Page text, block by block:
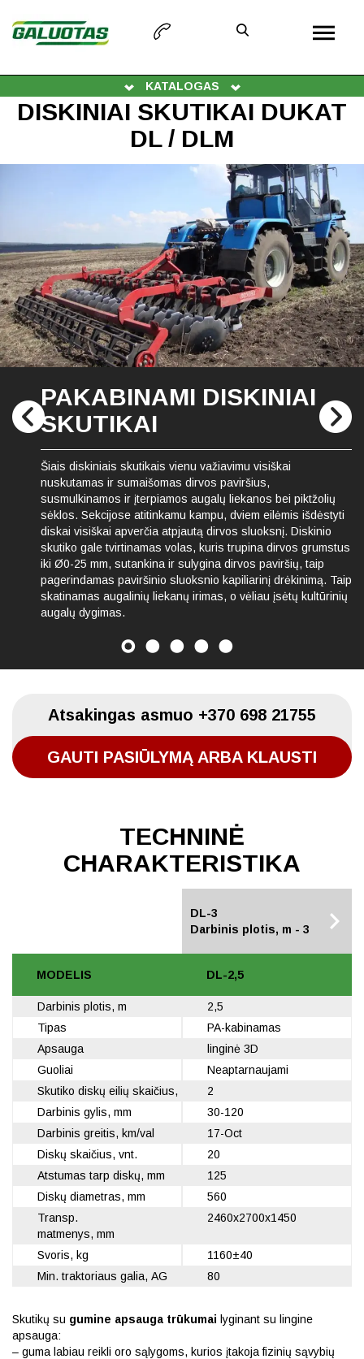
KATALOGAS
DISKINIAI SKUTIKAI DUKAT
DL / DLM
PAKABINAMI DISKINIAI
SKUTIKAI
Šiais diskiniais skutikais vienu važiavimu visiškai
nuskutamas ir sumaišomas dirvos paviršius,
susmulkinamos ir įterpiamos augalų liekanos bei piktžolių
sėklos. Sekcijose atitinkamu kampu, dviem eilėmis išdėstyti
diskai visiškai apverčia atpjautą dirvos sluoksnį. Diskinio
skutiko gale tvirtinamas volas, kuris trupina dirvos grumstus
iki Ø0-25 mm, sutankina ir sulygina dirvos paviršių, taip
pagerindamas paviršinio sluoksnio kapiliarinį drėkinimą. Taip
skatinamas augalinių liekanų irimas, o vėliau įsėtų kultūrinių
augalų dygimas.
Atsakingas asmuo +370 698 21755
GAUTI PASIŪLYMĄ ARBA KLAUSTI
TECHNINĖ
CHARAKTERISTIKA
MODELIS
Darbinis plotis, m
Tipas
Apsauga
Guoliai
Skutiko diskų eilių skaičius, vnt.
Darbinis gylis, mm
Darbinis greitis, km/val
Diskų skaičius, vnt.
Atstumas tarp diskų, mm
Diskų diametras, mm
Transp.
matmenys, mm
Svoris, kg
Min. traktoriaus galia, AG
DL-2,5
2,5
PA-kabinamas
linginė 3D
Neaptarnaujami
2
30-120
17-Oct
20
125
560
2460x2700x1450
1160±40
80
DL-3
Darbinis plotis, m - 3
Skutikų su gumine apsauga trūkumai lyginant su lingine
apsauga:
– guma labiau reikli oro sąlygoms, kurios įtakoja fizinių sąvybių